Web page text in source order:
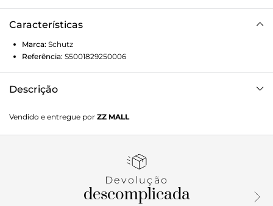
Características
Marca: Schutz
Referência: S5001829250006
Descrição
variadas ocasiões, essa bolsa tiracolo dourada é daqueles
modelos versáteis e estilosos que combinam com tudo!
ímã e alça longa com regulagem. O detalhe de tira nas
Aposte! Comprimento da alça: 55 cm | Largura da alça: 1,3
Vendido e entregue por ZZ MALL
Devolução
descomplicada